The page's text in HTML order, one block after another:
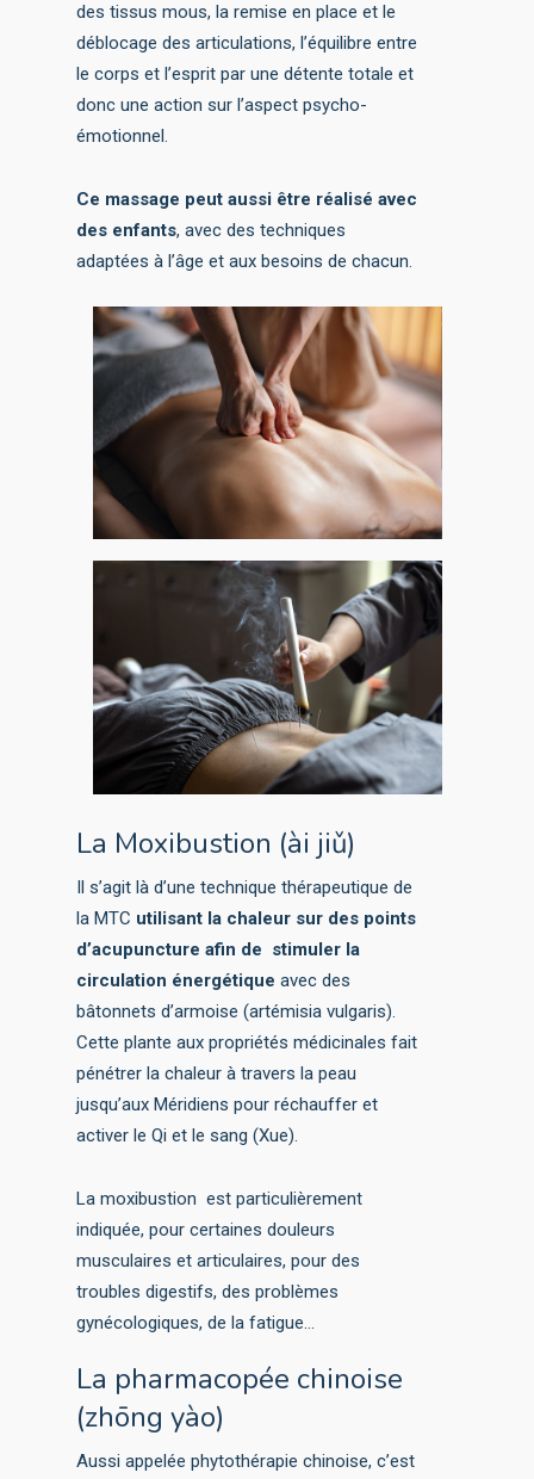
des tissus mous, la remise en place et le
déblocage des articulations, l’équilibre entre
le corps et l’esprit par une détente totale et
donc une action sur l’aspect psycho-
émotionnel.
Ce massage peut aussi être réalisé avec
des enfants, avec des techniques
adaptées à l’âge et aux besoins de chacun.
La Moxibustion (ài jiǔ)
Il s’agit là d’une technique thérapeutique de
la MTC utilisant la chaleur sur des points
d’acupuncture afin de stimuler la
circulation énergétique avec des
bâtonnets d’armoise (artémisia vulgaris).
Cette plante aux propriétés médicinales fait
pénétrer la chaleur à travers la peau
jusqu’aux Méridiens pour réchauffer et
activer le Qi et le sang (Xue).
La moxibustion est particulièrement
indiquée, pour certaines douleurs
musculaires et articulaires, pour des
troubles digestifs, des problèmes
gynécologiques, de la fatigue…
La pharmacopée chinoise
(zhōng yào)
Aussi appelée phytothérapie chinoise, c’est